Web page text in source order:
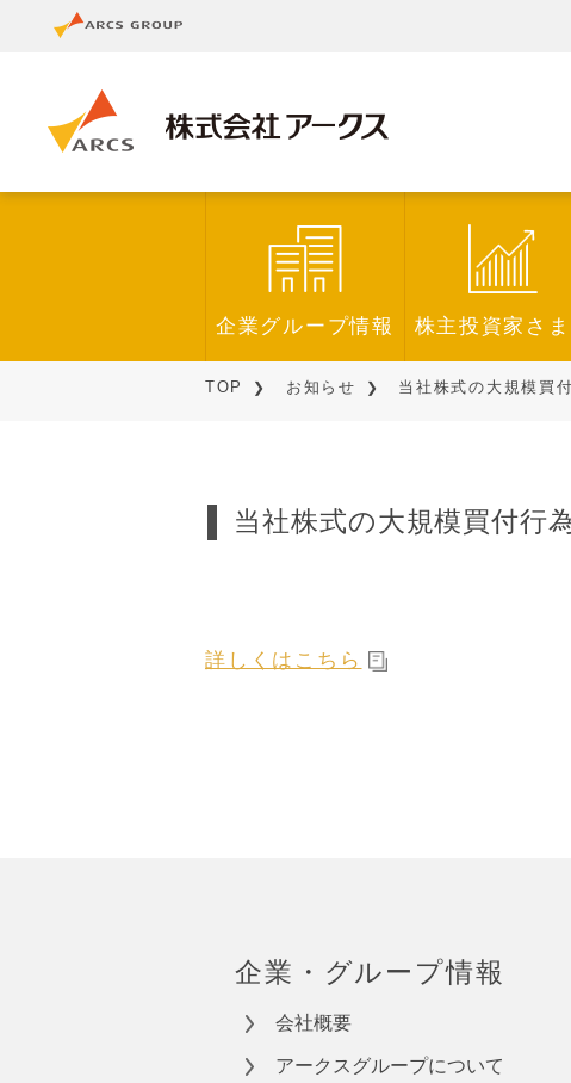
企業グループ情報 株主投資家さ
TOP お知らせ 当社株式の大規模買
当社株式の大規模買付行
詳しくはこちら
企業・グループ情報
会社概要
アークスグループについて